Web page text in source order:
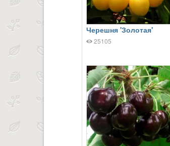
Черешня 'Золотая'
25105